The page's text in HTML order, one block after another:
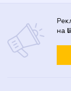
на